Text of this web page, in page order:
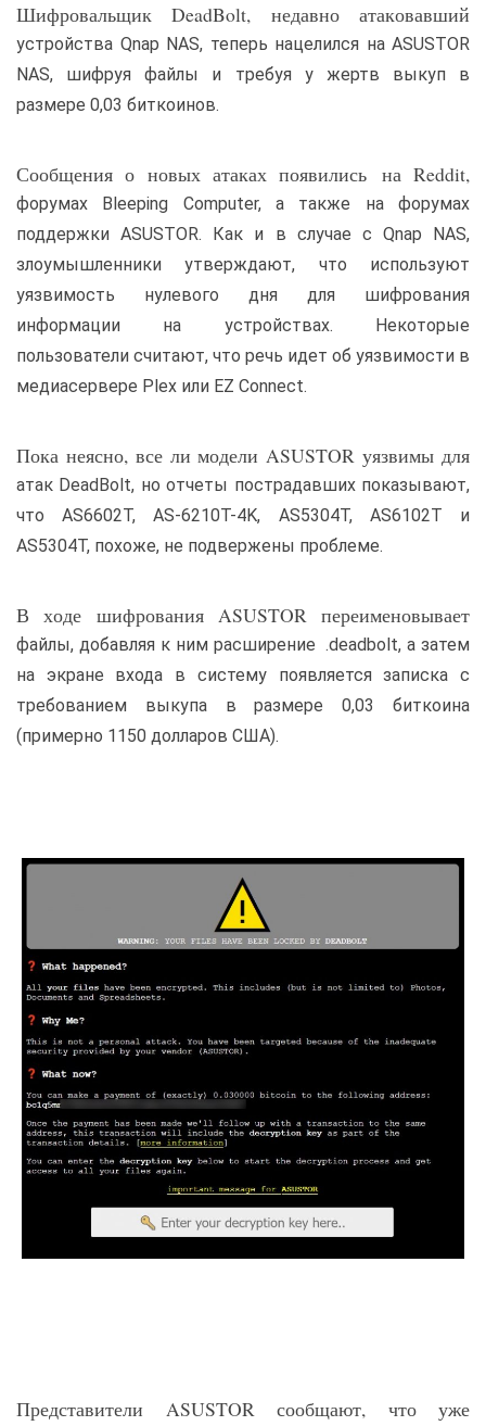
Шифровальщик DeadBolt, недавно атаковавший
устройства Qnap NAS, теперь нацелился на ASUSTOR
NAS, шифруя файлы и требуя у жертв выкуп в
размере 0,03 биткоинов.
Сообщения о новых атаках появились на Reddit,
форумах Bleeping Computer, а также на форумах
поддержки ASUSTOR. Как и в случае с Qnap NAS,
злоумышленники утверждают, что используют
уязвимость нулевого дня для шифрования
информации на устройствах. Некоторые
пользователи считают, что речь идет об уязвимости в
медиасервере Plex или EZ Connect.
Пока неясно, все ли модели ASUSTOR уязвимы для
атак DeadBolt, но отчеты пострадавших показывают,
что AS6602T, AS-6210T-4K, AS5304T, AS6102T и
AS5304T, похоже, не подвержены проблеме.
В ходе шифрования ASUSTOR переименовывает
файлы, добавляя к ним расширение .deadbolt, а затем
на экране входа в систему появляется записка с
требованием выкупа в размере 0,03 биткоина
(примерно 1150 долларов США).
Представители ASUSTOR сообщают, что уже